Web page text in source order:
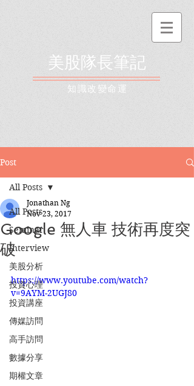
美股隊長筆記
​知識改變命運
Post
All Posts
Seminar
Interview
美股分析
投資心理
投資講座
傳媒訪問
高手訪問
數據分享
期權文章
All Posts
Google 無人車 技術再度突
破
Jonathan Ng
Nov 23, 2017
https://www.youtube.com/watch?
v=9AYM-2UGJ80